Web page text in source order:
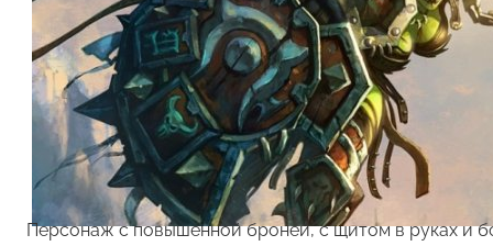
Персонаж с повышенной броней, с щитом в руках и